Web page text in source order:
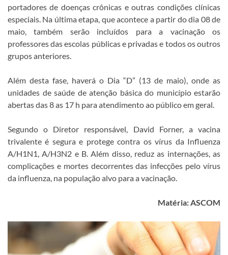
portadores de doenças crônicas e outras condições clínicas
especiais. Na última etapa, que acontece a partir do dia 08 de
maio, também serão incluídos para a vacinação os
professores das escolas públicas e privadas e todos os outros
grupos anteriores.
Além desta fase, haverá o Dia “D” (13 de maio), onde as
unidades de saúde de atenção básica do município estarão
abertas das 8 as 17 h para atendimento ao público em geral.
Segundo o Diretor responsável, David Forner, a vacina
trivalente é segura e protege contra os vírus da Influenza
A/H1N1, A/H3N2 e B. Além disso, reduz as internações, as
complicações e mortes decorrentes das infecções pelo vírus
da influenza, na população alvo para a vacinação.
Matéria: ASCOM